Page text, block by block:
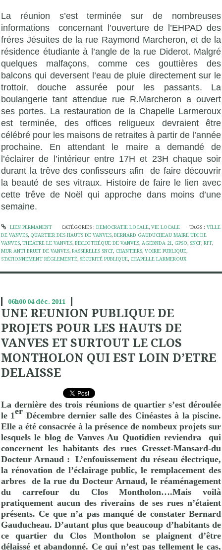
La réunion s’est terminée sur de nombreuses
informations
concernant l’ouverture de l’EHPAD des
fréres Jésuites de la rue Raymond Marcheron, et de la
résidence étudiante à l’angle de la rue Diderot. Malgré
quelques malfaçons, comme ces gouttières des
balcons qui deversent l’eau de pluie directement sur le
trottoir, douche assurée pour les passants. La
boulangerie tant attendue rue R.Marcheron a ouvert
ses portes. La restauration de la Chapelle Larmeroux
est terminée, des offices religueux devraient être
célébré pour les maisons de retraites à partir de l’année
prochaine. En attendant le maire a demandé de
l’éclairer de l’intérieur entre 17H et 23H chaque soir
durant la trêve des confisseurs afin
de faire découvrir
la beauté de ses vitraux. Histoire de faire le lien avec
cette trêve de Noël qui approche dans moins d’une
semaine.
LIEN PERMANENT CATÉGORIES : DEMOCRATIE LOCALE, VIE LOCALE TAGS :VILLE
DE VANVES, QUARTIER DES HAUTS DE VANVES, BERNARD GAUDUCHEAU MAIRE UDI DE
VANVES, THÉÂTRE LE VANVES, BIBLIOTHÉQUE DE VANVES, AGEBNDA 21, GPSO, SNCF, RFF,
MUR ANTI BRUIT DE VANVES, PASSERELES SNCF, CHANTIERS, VOIRIE PUBLIQUE,
STATIONNEMENT RÉGLEMENTÉ, SÉCURITÉ PUBLIQUE, CHAPELLE LARMEROUX
06h00 04 déc. 2011
UNE REUNION PUBLIQUE DE
PROJETS POUR LES HAUTS DE
VANVES ET SURTOUT LE CLOS
MONTHOLON QUI EST LOIN D’ETRE
DELAISSE
La dernière des trois réunions de quartier s’est déroulée
le 1er Décembre dernier salle des Cinéastes à la piscine.
Elle a été consacrée à la présence de nombeux projets sur
lesquels le blog de Vanves Au Quotidien reviendra qui
concernent les habitants des rues Gresset-Mansard-du
Docteur Arnaud :
L’enfouissement du réseau électrique,
la rénovation de l’éclairage public, le remplacement des
arbres de la rue du Docteur Arnaud, le réaménagement
du carrefour du Clos Montholon….Mais voilà
pratiquement aucun des riverains de ses rues n’étaient
présents. Ce que n’a pas manqué de constater Bernard
Gauducheau. D’autant plus que beaucoup d’habitants de
ce quartier du Clos Montholon se plaignent d’être
délaissé et abandonné. Ce qui n’est pas tellement le cas,